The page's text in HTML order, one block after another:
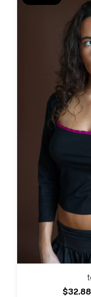
$32.88